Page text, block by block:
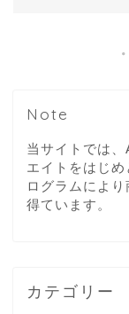
Note
当サイトでは
エイトをはじ
ログラムによ
得ています。
カテゴリー